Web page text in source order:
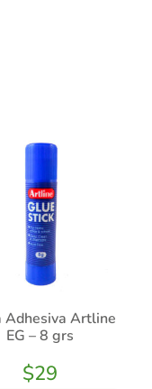
Adhesiva Artline
EG – 8 grs
$29